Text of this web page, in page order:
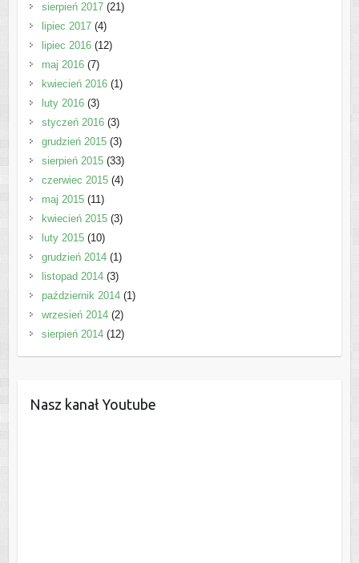
sierpień 2017(21)
lipiec 2017(4)
lipiec 2016(12)
maj 2016(7)
kwiecień 2016(1)
luty 2016(3)
styczeń 2016(3)
grudzień 2015(3)
sierpień 2015(33)
czerwiec 2015(4)
maj 2015(11)
kwiecień 2015(3)
luty 2015(10)
grudzień 2014(1)
listopad 2014(3)
październik 2014(1)
wrzesień 2014(2)
sierpień 2014(12)
Nasz kanał Youtube